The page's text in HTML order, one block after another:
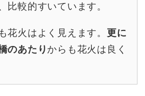
比較的すいています。
花火はよく見えます。 更に
のあたり からも花火は良く